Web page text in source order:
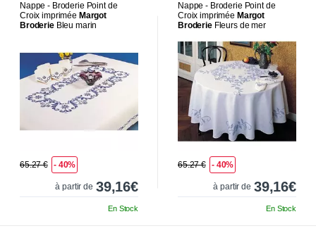
Nappe - Broderie Point de
Croix imprimée Margot
BroderieBleu marin
65.27 € - 40%
à partir de 39,16€
En Stock
Nappe - Broderie Point de
Croix imprimée Margot
BroderieFleurs de mer
65.27 € - 40%
à partir de 39,16€
En Stock